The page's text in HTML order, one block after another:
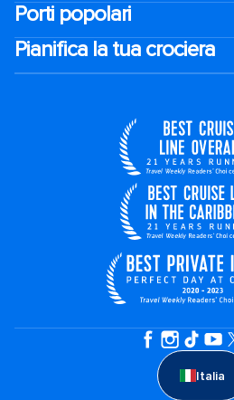
Porti popolari
Pianifica la tua crociera
Italia